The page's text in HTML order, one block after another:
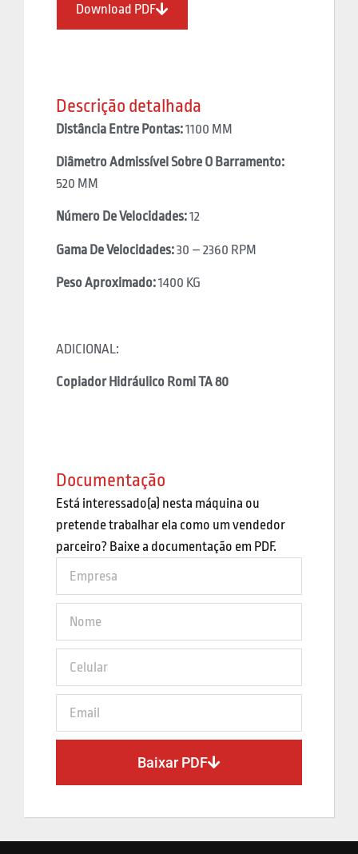
Download PDF
Descrição detalhada
Distância Entre Pontas:1100 MM
Diâmetro Admissível Sobre O Barramento:
520 MM
Número De Velocidades:12
Gama De Velocidades:30 – 2360 RPM
Peso Aproximado:1400 KG
ADICIONAL:
Copiador Hidráulico Romi TA 80
Documentação
Está interessado(a) nesta máquina ou
pretende trabalhar ela como um vendedor
parceiro? Baixe a documentação em PDF.
Baixar PDF